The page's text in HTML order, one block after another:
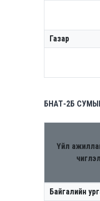
Газар
БНАТ-2Б
Үйл
чиглэл
Байгалийн